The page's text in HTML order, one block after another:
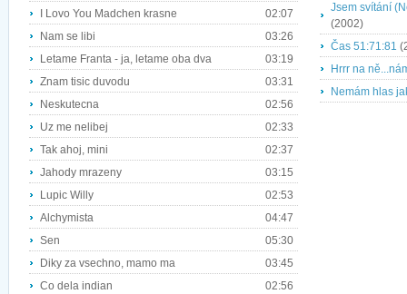
I Lovo You Madchen krasne
02:07
Nam se libi
03:26
Letame Franta - ja, letame oba dva
03:19
Znam tisic duvodu
03:31
Neskutecna
02:56
Uz me nelibej
02:33
Tak ahoj, mini
02:37
Jahody mrazeny
03:15
Lupic Willy
02:53
Alchymista
04:47
Sen
05:30
Diky za vsechno, mamo ma
03:45
Co dela indian
02:56
Jsem svítání
(2002)
Čas 51:71:81
Hrrr na
Nemám hlas